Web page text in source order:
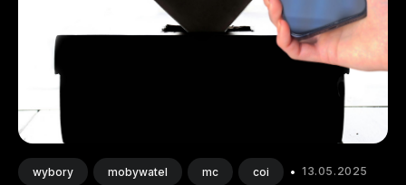
wybory mobywatel mc coi • 13.05.2025